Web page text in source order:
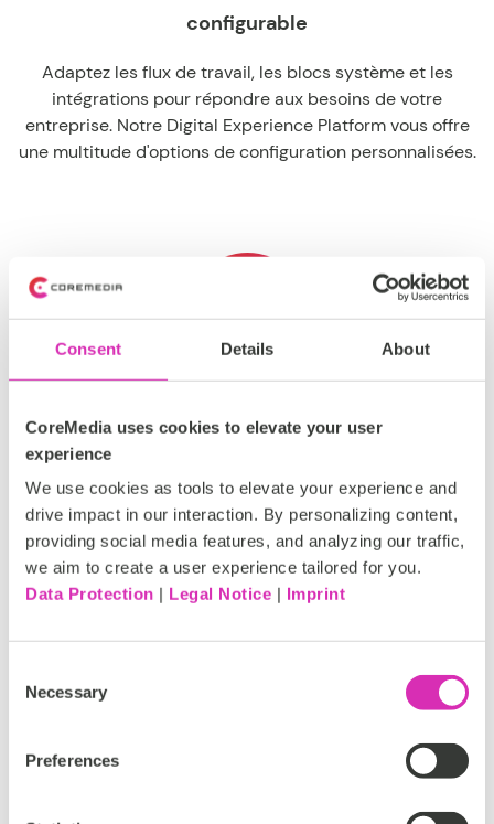
Consent Details About
CoreMedia uses cookies to elevate your user
experience
We use cookies as tools to elevate your experience and
drive impact in our interaction. By personalizing content,
providing social media features, and analyzing our traffic,
we aim to create a user experience tailored for you.
Data Protection | Legal Notice | Imprint
Selection
Necessary
Preferences
configurable
Adaptez les flux de travail, les blocs système et les
intégrations pour répondre aux besoins de votre
entreprise. Notre Digital Experience Platform vous offre
une multitude d'options de configuration personnalisées.
plateformes d'entreprise
Unifiez la personnalisation dans Salesforce, SAP
Commerce Cloud et d'autres solutions de commerce
électronique, entièrement intégrées au logiciel de
gestion de contenu CoreMedia.